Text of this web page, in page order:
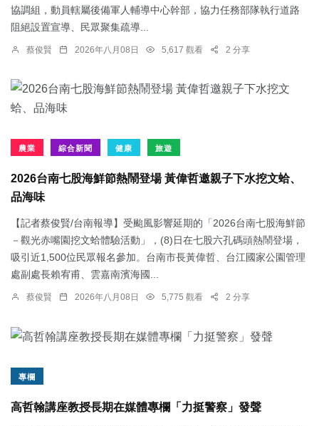
協調組，動員轄屬後備軍人輔導中心幹部，協力任務部隊執行道路
阻絕設置宣導、民眾聚集疏導...
蔡俊賢 2026年八月08日 5,617 觀看 2 分享
農業 綜合新聞 健康 旅遊
2026台南七股海鮮節熱鬧登場 黃偉哲邀親子下水挖文蛤、
品海味
【記者蔡俊賢/台南報導】受颱風影響延期的「2026台南七股海鮮節
－觀光赤嘴園挖文蛤體驗活動」，(8)日在七股六孔碼頭熱鬧登場，
吸引近1,500位民眾報名參加。台南市長黃偉哲、台江國家公園管理
處副處長賴宥甫、雲嘉南濱海國...
蔡俊賢 2026年八月08日 5,775 觀看 2 分享
專欄
高哲翰講座教授長期在媒體專欄「力挺警察」發聲